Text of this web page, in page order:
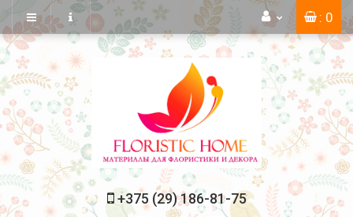
: 0
+375 (29) 186-81-75